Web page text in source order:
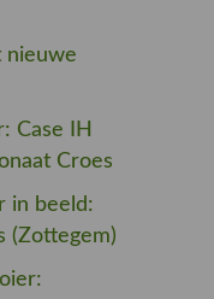
nieuwe
Case IH
Croes
in beeld:
(Zottegem)